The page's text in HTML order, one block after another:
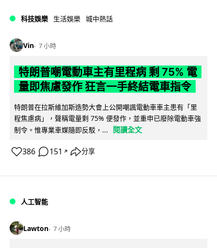
科技娛樂 生活娛樂 城中熱話
Vin 7 小時
特朗普嘲電動車主有里程病 剩 75% 電
量即焦慮發作 狂言一手終結電車指令
特朗普在拉斯維加斯造勢大會上公開嘲諷電動車車主患有「里
程焦慮病」，聲稱電量剩 75% 便發作，並重申已廢除電動車強
制令。惟專業車媒隨即反駁，...
閱讀全文
386 151 ↗ 分享
人工智能
Lawton 7 小時